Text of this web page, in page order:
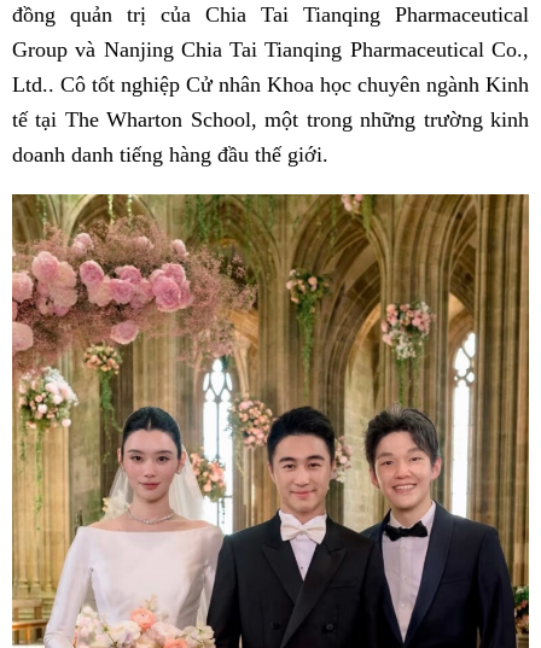
đồng quản trị của Chia Tai Tianqing Pharmaceutical
Group và Nanjing Chia Tai Tianqing Pharmaceutical Co.,
Ltd.. Cô tốt nghiệp Cử nhân Khoa học chuyên ngành Kinh
tế tại The Wharton School, một trong những trường kinh
doanh danh tiếng hàng đầu thế giới.